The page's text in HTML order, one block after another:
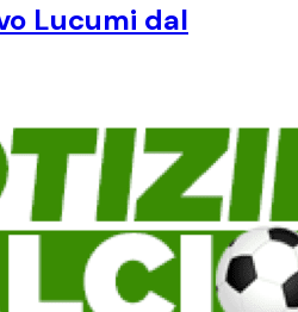
Lucumi dal